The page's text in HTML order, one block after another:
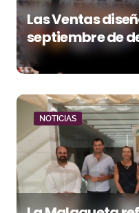
Las Ventas
septiembre de
variedad
NOTICIAS